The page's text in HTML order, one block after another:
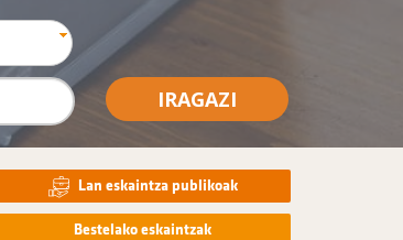
IRAGAZI
Lan eskaintza publikoak
Bestelako eskaintzak